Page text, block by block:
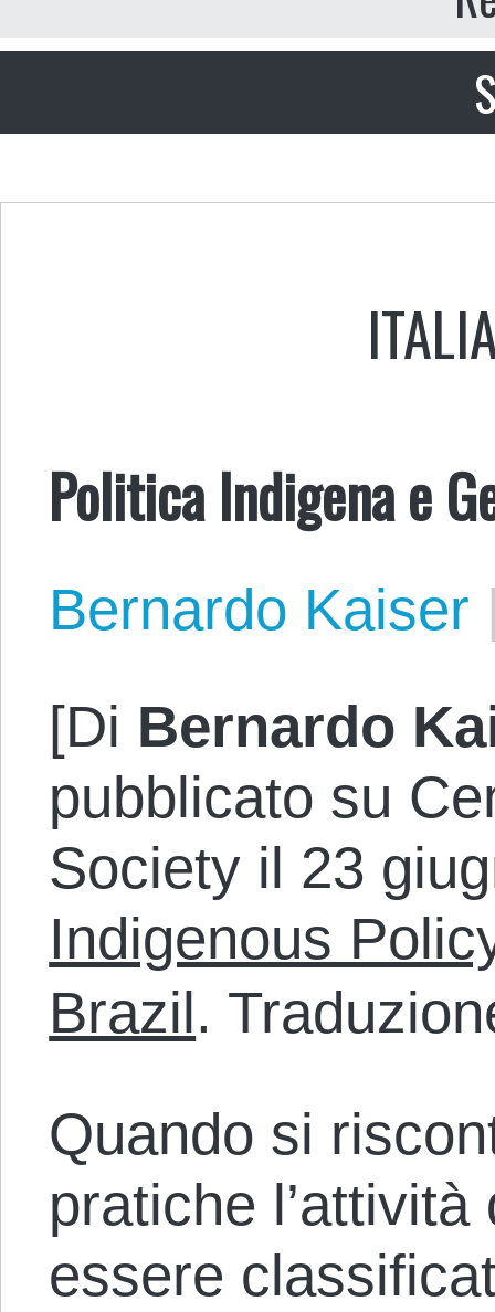
Politica Indigena e
Bernardo Kaiser
[Di Bernardo
pubblicato su
Society il 23
Indigenous
Brazil.
Quando si
pratiche
essere